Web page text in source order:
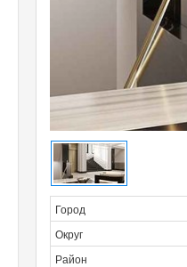
Город
Округ
Район